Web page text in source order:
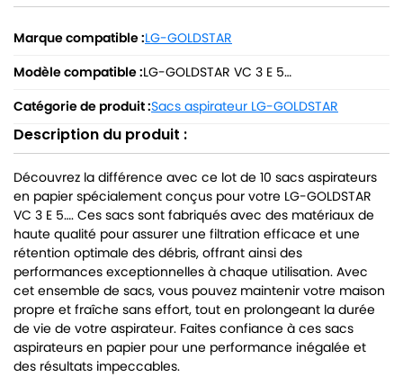
Marque compatible :LG-GOLDSTAR
Modèle compatible :LG-GOLDSTAR VC 3 E 5…
Catégorie de produit :Sacs aspirateur LG-GOLDSTAR
Description du produit :
Découvrez la différence avec ce lot de 10 sacs aspirateurs
en papier spécialement conçus pour votre LG-GOLDSTAR
VC 3 E 5…. Ces sacs sont fabriqués avec des matériaux de
haute qualité pour assurer une filtration efficace et une
rétention optimale des débris, offrant ainsi des
performances exceptionnelles à chaque utilisation. Avec
cet ensemble de sacs, vous pouvez maintenir votre maison
propre et fraîche sans effort, tout en prolongeant la durée
de vie de votre aspirateur. Faites confiance à ces sacs
aspirateurs en papier pour une performance inégalée et
des résultats impeccables.